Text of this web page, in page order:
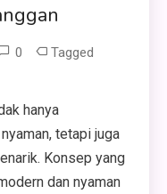
0 Tagged
hanya
tetapi juga
Konsep yang
dan nyaman